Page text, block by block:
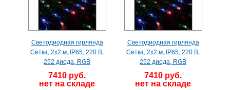
Светодиодная гирлянда
Сетка, 2х2 м, IP65, 220 В,
252 диода, RGB
7410 руб.
нет на складе
Светодиодная гирлянда
Сетка, 2х2 м, IP65, 220 В,
252 диода, RGB
7410 руб.
нет на складе